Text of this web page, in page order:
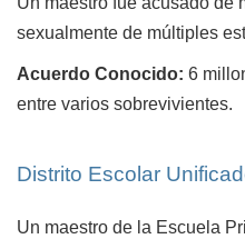
sexualmente de múltiples
Acuerdo Conocido: 6
entre varios sobrevivientes.
Distrito Escolar
Un maestro de la Escuela